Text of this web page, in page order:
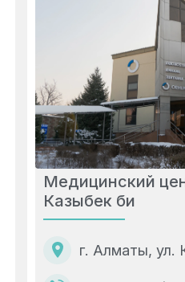
Медицинский
Казыбек би
г. Алматы, ул.